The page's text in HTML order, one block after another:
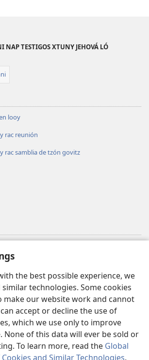
the best possible experience, we
similar technologies. Some cookies
make our website work and cannot
accept or decline the use of
which we use only to improve
None of this data will ever be sold or
To learn more, read the Global
and Similar Technologies.
NAP TESTIGOS XTUNY JEHOVÁ LÓ
looy
rac reunión
rac samblia de tzón govitz
LÓ INTERNET